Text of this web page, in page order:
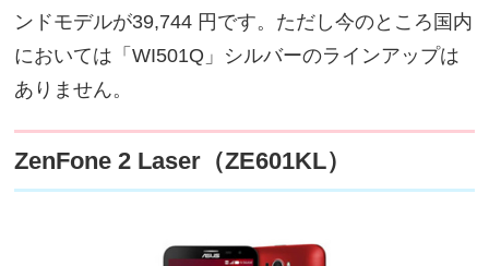
ンドモデルが39,744 円です。ただし今のところ国内
においては「WI501Q」シルバーのラインアップは
ありません。
ZenFone 2 Laser（ZE601KL）